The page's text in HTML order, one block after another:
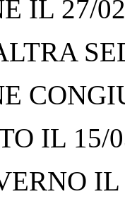
IL 27/
IL 15/